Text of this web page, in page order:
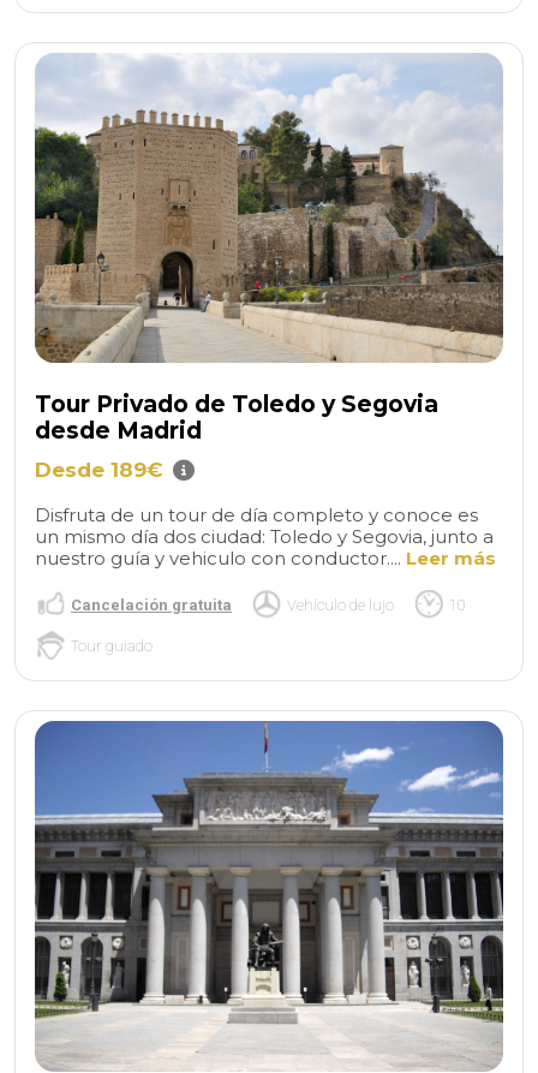
Tour Privado de Toledo y Segovia
desde Madrid
Desde 189€
Disfruta de un tour de día completo y conoce es
un mismo día dos ciudad: Toledo y Segovia, junto a
nuestro guía y vehiculo con conductor.... Leer más
Cancelación gratuita Vehículo de lujo 10
Tour guiado